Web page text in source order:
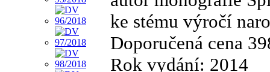
ke stému výročí
Doporučená cena
Rok vydání: 2014